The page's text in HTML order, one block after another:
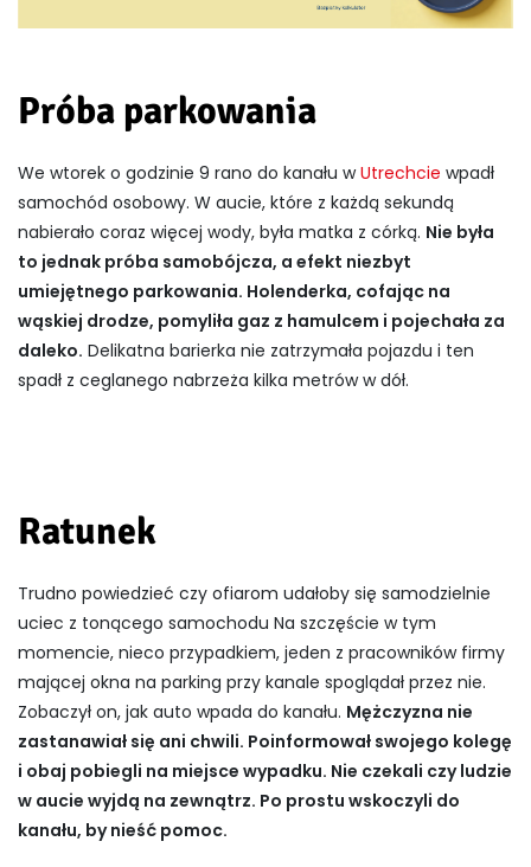
Próba parkowania
We wtorek o godzinie 9 rano do kanału wUtrechcie wpadł
samochód osobowy. W aucie, które z każdą sekundą
nabierało coraz więcej wody, była matka z córką. Nie była
to jednak próba samobójcza, a efekt niezbyt
umiejętnego parkowania. Holenderka, cofając na
wąskiej drodze, pomyliła gaz z hamulcem i pojechała za
daleko. Delikatna barierka nie zatrzymała pojazdu i ten
spadł z ceglanego nabrzeża kilka metrów w dół.
Ratunek
Trudno powiedzieć czy ofiarom udałoby się samodzielnie
uciec z tonącego samochodu Na szczęście w tym
momencie, nieco przypadkiem, jeden z pracowników firmy
mającej okna na parking przy kanale spoglądał przez nie.
Zobaczył on, jak auto wpada do kanału. Mężczyzna nie
zastanawiał się ani chwili. Poinformował swojego kolegę
i obaj pobiegli na miejsce wypadku. Nie czekali czy ludzie
w aucie wyjdą na zewnątrz. Po prostu wskoczyli do
kanału, by nieść pomoc.